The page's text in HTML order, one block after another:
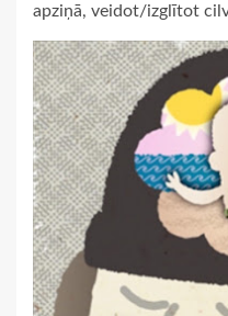
apziņā, veidot/izglītot